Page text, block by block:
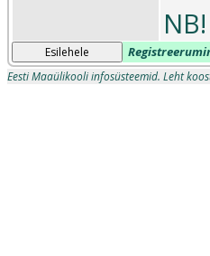
Esilehele
Eesti Maaülikooli infosüsteemid. Leht